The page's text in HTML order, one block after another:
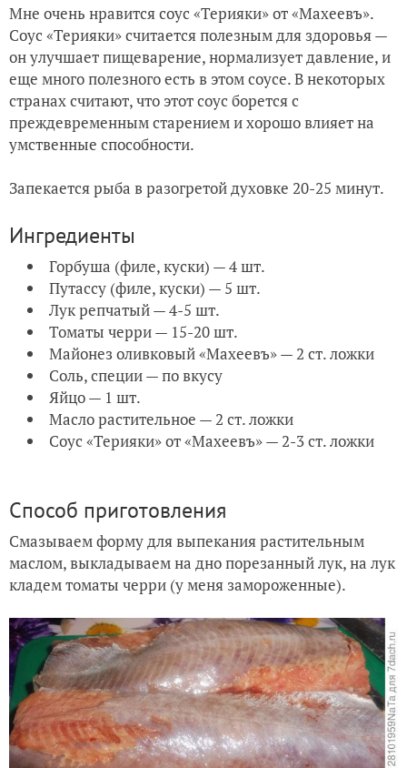
Мне очень нравится соус «Терияки» от «Махеевъ».
Соус «Терияки» считается полезным для здоровья —
он улучшает пищеварение, нормализует давление, и
еще много полезного есть в этом соусе. В некоторых
странах считают, что этот соус борется с
преждевременным старением и хорошо влияет на
умственные способности.
Запекается рыба в разогретой духовке 20-25 минут.
Ингредиенты
Горбуша (филе, куски) — 4 шт.
Путассу (филе, куски) — 5 шт.
Лук репчатый — 4-5 шт.
Томаты черри — 15-20 шт.
Майонез оливковый «Махеевъ» — 2 ст. ложки
Соль, специи — по вкусу
Яйцо — 1 шт.
Масло растительное — 2 ст. ложки
Соус «Терияки» от «Махеевъ» — 2-3 ст. ложки
Способ приготовления
Смазываем форму для выпекания растительным
маслом, выкладываем на дно порезанный лук, на лук
кладем томаты черри (у меня замороженные).